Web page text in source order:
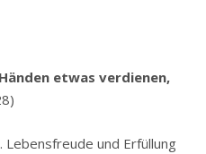
etwas verdienen,
und Erfüllung